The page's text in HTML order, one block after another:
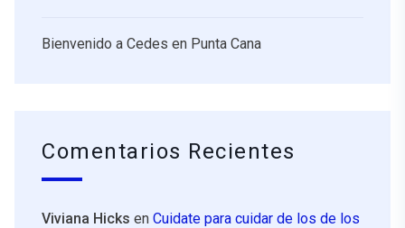
Bienvenido a Cedes en Punta Cana
Comentarios Recientes
Viviana Hicks en Cuidate para cuidar de los de los